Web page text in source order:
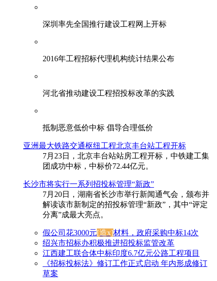
深圳率先全国推行建设工程网上开标
2016年工程招标代理机构统计结果公布
河北省推动建设工程招投标改革的实践
抵制恶意低价中标 倡导合理低价
亚洲最大铁路交通枢纽工程北京丰台站工程开标
7月23日，北京丰台站站房工程开标，中铁建工集
团成功中标，中标价72.44亿元。
长沙市将实行一系列招投标管理“新政”
7月20日，湖南省长沙市举行新闻通气会，颁布并
解读该市新制定的招投标管理“新政”，其中“评定
分离”成最大亮点。
假公司花3000元[造x]材料，政府采购中标14次
绍兴市招标办积极推进招投标监管改革
江西建工联合体中标印度6.7亿元公路工程项目
《招标投标法》修订工作正式启动 年内形成修订
草案